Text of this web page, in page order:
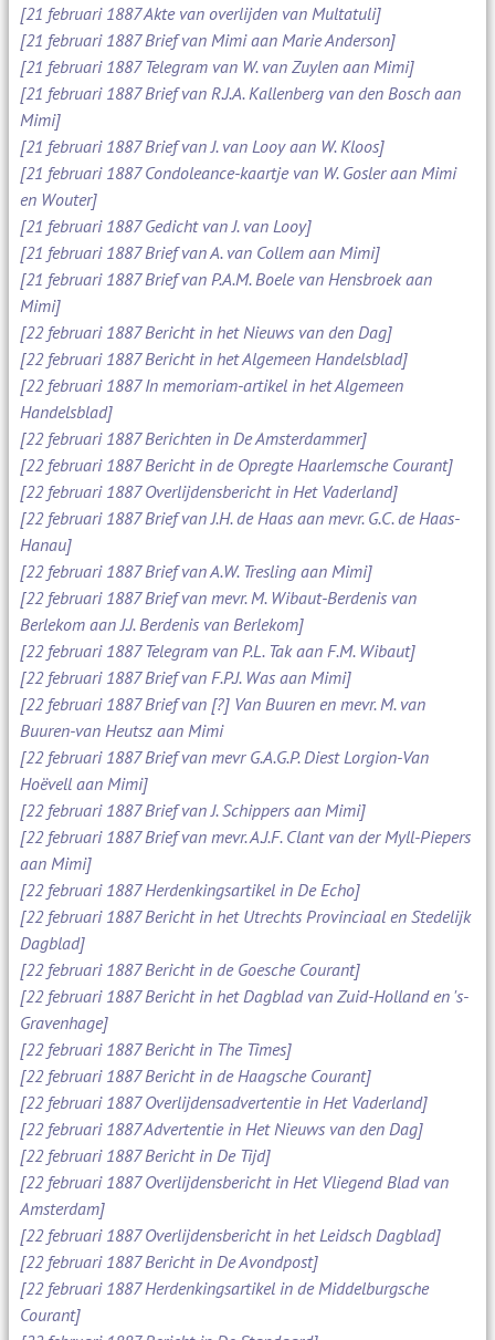
[21 februari 1887 Akte van overlijden van Multatuli]
[21 februari 1887 Brief van Mimi aan Marie Anderson]
[21 februari 1887 Telegram van W. van Zuylen aan Mimi]
[21 februari 1887 Brief van R.J.A. Kallenberg van den Bosch aan
Mimi]
[21 februari 1887 Brief van J. van Looy aan W. Kloos]
[21 februari 1887 Condoleance-kaartje van W. Gosler aan Mimi
en Wouter]
[21 februari 1887 Gedicht van J. van Looy]
[21 februari 1887 Brief van A. van Collem aan Mimi]
[21 februari 1887 Brief van P.A.M. Boele van Hensbroek aan
Mimi]
[22 februari 1887 Bericht in het Nieuws van den Dag]
[22 februari 1887 Bericht in het Algemeen Handelsblad]
[22 februari 1887 In memoriam-artikel in het Algemeen
Handelsblad]
[22 februari 1887 Berichten in De Amsterdammer]
[22 februari 1887 Bericht in de Opregte Haarlemsche Courant]
[22 februari 1887 Overlijdensbericht in Het Vaderland]
[22 februari 1887 Brief van J.H. de Haas aan mevr. G.C. de Haas-
Hanau]
[22 februari 1887 Brief van A.W. Tresling aan Mimi]
[22 februari 1887 Brief van mevr. M. Wibaut-Berdenis van
Berlekom aan J.J. Berdenis van Berlekom]
[22 februari 1887 Telegram van P.L. Tak aan F.M. Wibaut]
[22 februari 1887 Brief van F.P.J. Was aan Mimi]
[22 februari 1887 Brief van [?] Van Buuren en mevr. M. van
Buuren-van Heutsz aan Mimi
[22 februari 1887 Brief van mevr G.A.G.P. Diest Lorgion-Van
Hoëvell aan Mimi]
[22 februari 1887 Brief van J. Schippers aan Mimi]
[22 februari 1887 Brief van mevr. A.J.F. Clant van der Myll-Piepers
aan Mimi]
[22 februari 1887 Herdenkingsartikel in De Echo]
[22 februari 1887 Bericht in het Utrechts Provinciaal en Stedelijk
Dagblad]
[22 februari 1887 Bericht in de Goesche Courant]
[22 februari 1887 Bericht in het Dagblad van Zuid-Holland en 's-
Gravenhage]
[22 februari 1887 Bericht in The Times]
[22 februari 1887 Bericht in de Haagsche Courant]
[22 februari 1887 Overlijdensadvertentie in Het Vaderland]
[22 februari 1887 Advertentie in Het Nieuws van den Dag]
[22 februari 1887 Bericht in De Tijd]
[22 februari 1887 Overlijdensbericht in Het Vliegend Blad van
Amsterdam]
[22 februari 1887 Overlijdensbericht in het Leidsch Dagblad]
[22 februari 1887 Bericht in De Avondpost]
[22 februari 1887 Herdenkingsartikel in de Middelburgsche
Courant]